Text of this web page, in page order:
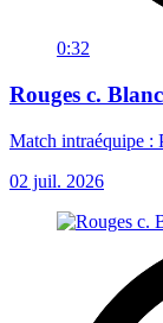
0:32
Rouges c.
Match intraéquipe :
02 juil. 2026